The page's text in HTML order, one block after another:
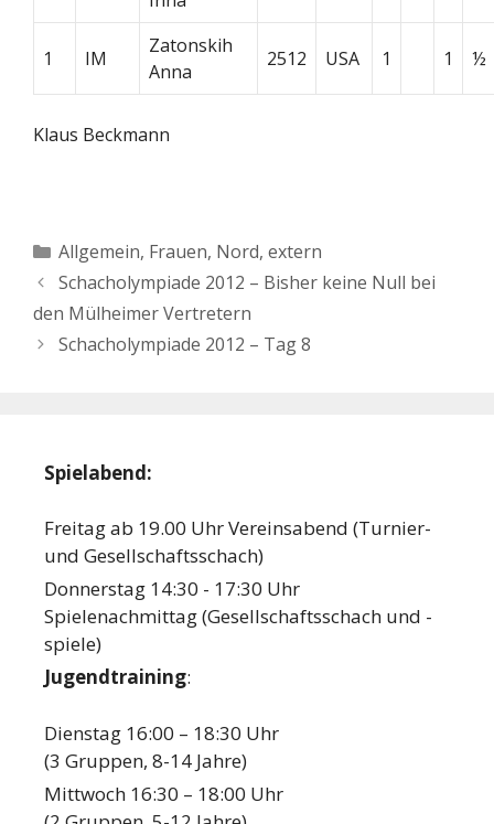
1 IM
Zatonskih
Anna
2512 USA 1 1 ½
Klaus Beckmann
Kategorien
Allgemein, Frauen, Nord, extern
Schacholympiade 2012 – Bisher keine Null bei
den Mülheimer Vertretern
Schacholympiade 2012 – Tag 8
Spielabend:
Freitag ab 19.00 Uhr Vereinsabend (Turnier-
und Gesellschaftsschach)
Donnerstag 14:30 - 17:30 Uhr
Spielenachmittag (Gesellschaftsschach und -
spiele)
Jugendtraining:
Dienstag 16:00 – 18:30 Uhr
(3 Gruppen, 8-14 Jahre)
Mittwoch 16:30 – 18:00 Uhr